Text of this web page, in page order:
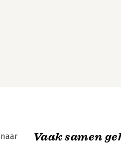
Vaak samen